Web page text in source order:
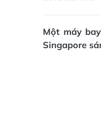
Một máy
Singapore